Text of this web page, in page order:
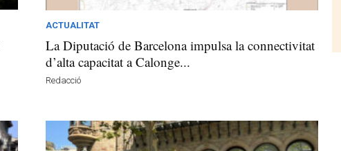
ACTUALITAT
La Diputació de Barcelona impulsa la connectivitat
d’alta capacitat a Calonge...
Redacció